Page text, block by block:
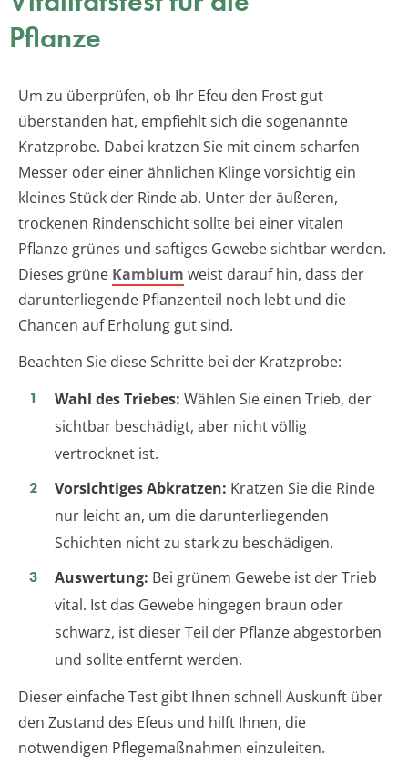
Pflanze
Um zu überprüfen, ob Ihr Efeu den Frost gut
überstanden hat, empfiehlt sich die sogenannte
Kratzprobe. Dabei kratzen Sie mit einem scharfen
Messer oder einer ähnlichen Klinge vorsichtig ein
kleines Stück der Rinde ab. Unter der äußeren,
trockenen Rindenschicht sollte bei einer vitalen
Pflanze grünes und saftiges Gewebe sichtbar werden.
Dieses grüne Kambium weist darauf hin, dass der
darunterliegende Pflanzenteil noch lebt und die
Chancen auf Erholung gut sind.
Beachten Sie diese Schritte bei der Kratzprobe:
Wahl des Triebes: Wählen Sie einen Trieb, der
sichtbar beschädigt, aber nicht völlig
vertrocknet ist.
Vorsichtiges Abkratzen: Kratzen Sie die Rinde
nur leicht an, um die darunterliegenden
Schichten nicht zu stark zu beschädigen.
Auswertung: Bei grünem Gewebe ist der Trieb
vital. Ist das Gewebe hingegen braun oder
schwarz, ist dieser Teil der Pflanze abgestorben
und sollte entfernt werden.
Dieser einfache Test gibt Ihnen schnell Auskunft über
den Zustand des Efeus und hilft Ihnen, die
notwendigen Pflegemaßnahmen einzuleiten.